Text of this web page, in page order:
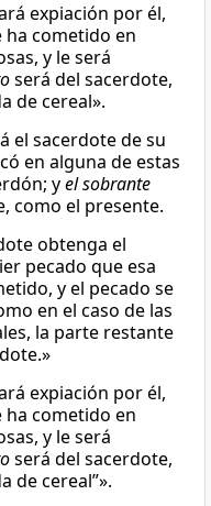
expiación por él,
ha cometido en
y le será
será del sacerdote,
de cereal».
el sacerdote de su
en alguna de estas
yel sobrante
como el presente.
obtenga el
pecado que esa
y el pecado se
en el caso de las
la parte restante
expiación por él,
ha cometido en
y le será
será del sacerdote,
de cereal”».